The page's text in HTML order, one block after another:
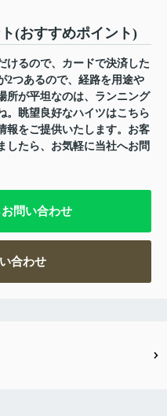
(おすすめポイント)
けるので、カードで決済した
2つあるので、経路を用途や
所が平坦なのは、ランニング
。眺望良好なハイツはこちら
報をご提供いたします。お客
したら、お気軽に当社へお問
問い合わせ
合わせ